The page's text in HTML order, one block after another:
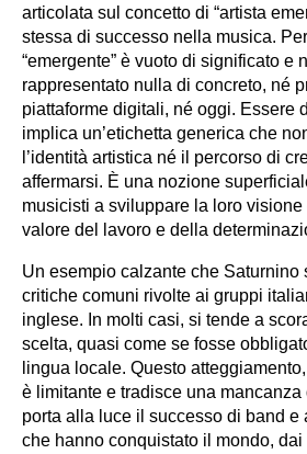
articolata sul concetto di “artista
stessa di successo nella musica.
“emergente” è vuoto di significato e
rappresentato nulla di concreto, né
piattaforme digitali, né oggi. Essere
implica un’etichetta generica che
l’identità artistica né il percorso di
affermarsi. È una nozione
musicisti a sviluppare la loro visione
valore del lavoro e della
Un esempio calzante che Saturnino
critiche comuni rivolte ai gruppi
inglese. In molti casi, si tende a
scelta, quasi come se fosse
lingua locale. Questo
è limitante e tradisce una mancanza
porta alla luce il successo di band e
che hanno conquistato il mondo,